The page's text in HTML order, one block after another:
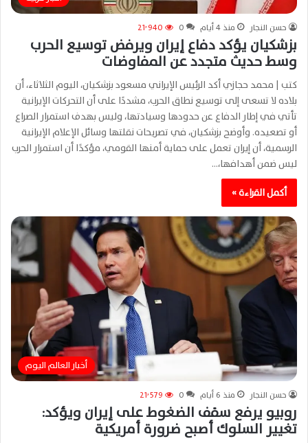
حسن النجار منذ 4 أيام 0 21٬940
بزشكيان يؤكد دفاع إيران ويرفض توسيع الحرب
وسط حديث متجدد عن المفاوضات
كتب | محمد حجازي أكد الرئيس الإيراني مسعود بزشكيان، اليوم الثلاثاء، أن
بلاده لا تسعى إلى توسيع نطاق الحرب، مشددًا على أن التحركات الإيرانية
تأتي في إطار الدفاع عن حدودها وسيادتها، وليس بهدف استمرار الصراع
أو تصعيده. وأوضح بزشكيان، في تصريحات نقلتها وسائل الإعلام الإيرانية
الرسمية، أن إيران تعمل على حماية أمنها القومي، مؤكدًا أن استمرار الحرب
ليس ضمن أهدافها،…
أكمل القراءة »
أخبار العالم اليوم
حسن النجار منذ 6 أيام 0 21٬579
روبيو يرفع سقف الضغوط على إيران ويؤكد:
تغيير السلوك أصبح ضرورة أمريكية